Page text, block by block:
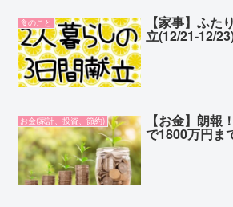
食のこと 【家事】ふた
立(12/21-12/
お金(家計、投資、節約) 【お金】朗報
で1800万円ま